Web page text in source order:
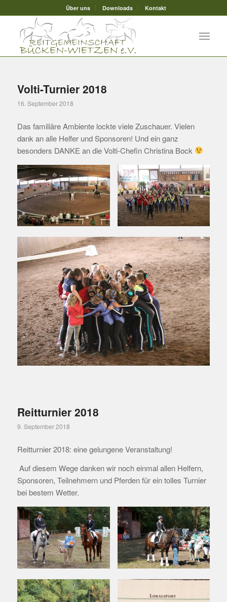
Über uns Downloads Kontakt
Volti-Turnier 2018
16. September 2018
Das familiäre Ambiente lockte viele Zuschauer. Vielen
dank an alle Helfer und Sponsoren! Und ein ganz
besonders DANKE an die Volti-Chefin Christina Bock
Reitturnier 2018
9. September 2018
Reitturnier 2018: eine gelungene Veranstaltung!
Auf diesem Wege danken wir noch einmal allen Helfern,
Sponsoren, Teilnehmern und Pferden für ein tolles Turnier
bei bestem Wetter.